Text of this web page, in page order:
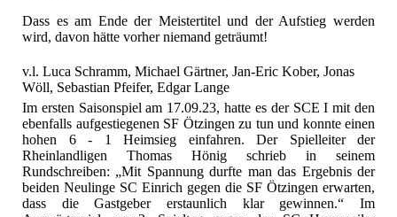
Dass es am Ende der Meistertitel und der Aufstieg werden
wird, davon hätte vorher niemand geträumt!
v.l. Luca Schramm, Michael Gärtner, Jan-Eric Kober, Jonas
Wöll, Sebastian Pfeifer, Edgar Lange
Im ersten Saisonspiel am 17.09.23, hatte es der SCE I mit den
ebenfalls aufgestiegenen SF Ötzingen zu tun und konnte einen
hohen 6 - 1 Heimsieg einfahren. Der Spielleiter der
Rheinlandligen Thomas Hönig schrieb in seinem
Rundschreiben: „Mit Spannung durfte man das Ergebnis der
beiden Neulinge SC Einrich gegen die SF Ötzingen erwarten,
dass die Gastgeber erstaunlich klar gewinnen.“ Im